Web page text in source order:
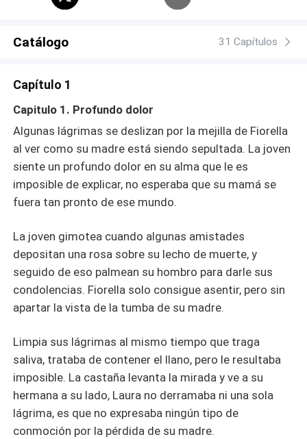
pretendía lastimarla, y menos después de darse cuenta
grandemente al CEO quien al verla después de tanto
como era. Y desde entonces trataba de mantenerse a su
lado aunque ella siempre lo rechazara, su miedo a ser
lastimada nuevamente, pero este castaño encantador
estaba dispuesto a todo por ella y por el bebé que venía
en camino. ¿Puede triunfar el amor bajo estas
condiciones?
Catálogo 31 Capítulos
Capítulo 1
Capitulo 1. Profundo dolor
Algunas lágrimas se deslizan por la mejilla de Fiorella
al ver como su madre está siendo sepultada. La joven
siente un profundo dolor en su alma que le es
imposible de explicar, no esperaba que su mamá se
fuera tan pronto de ese mundo.
La joven gimotea cuando algunas amistades
depositan una rosa sobre su lecho de muerte, y
seguido de eso palmean su hombro para darle sus
condolencias. Fiorella solo consigue asentir, pero sin
apartar la vista de la tumba de su madre.
Limpia sus lágrimas al mismo tiempo que traga
saliva, trataba de contener el llano, pero le resultaba
imposible. La castaña levanta la mirada y ve a su
hermana a su lado, Laura no derramaba ni una sola
lágrima, es que no expresaba ningún tipo de
conmoción por la pérdida de su madre.